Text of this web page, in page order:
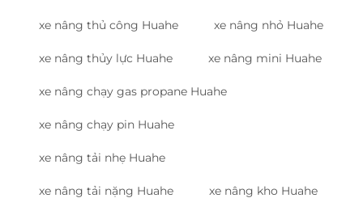
xe nâng thủ công Huahe xe nâng nhỏ Huahe
xe nâng thủy lực Huahe xe nâng mini Huahe
xe nâng chạy gas propane Huahe
xe nâng chạy pin Huahe
xe nâng tải nhẹ Huahe
xe nâng tải nặng Huahe xe nâng kho Huahe